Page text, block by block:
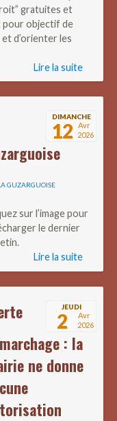
gratuites et
pour objectif de
d’orienter les
Lire la suite
DIMANCHE
12
Avr
2026
GUZARGUOISE
sur l’image pour
le dernier
Lire la suite
JEUDI
2
Avr
2026
: la
ne donne